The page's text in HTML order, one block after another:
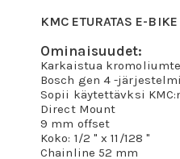
KMC ETURATAS E-
Ominaisuudet:
Karkaistua
Bosch gen 4 -
Sopii käytettävksi
Direct Mount
9 mm offset
Koko: 1/2 " x 11/128 "
Chainline 52 mm